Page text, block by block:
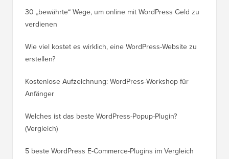
30 „bewährte“ Wege, um online mit WordPress Geld zu
verdienen
Wie viel kostet es wirklich, eine WordPress-Website zu
erstellen?
Kostenlose Aufzeichnung: WordPress-Workshop für
Anfänger
Welches ist das beste WordPress-Popup-Plugin?
(Vergleich)
5 beste WordPress E-Commerce-Plugins im Vergleich